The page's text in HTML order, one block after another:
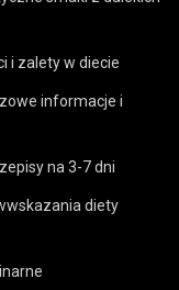
i zalety w diecie
informacje i
na 3-7 dni
diety